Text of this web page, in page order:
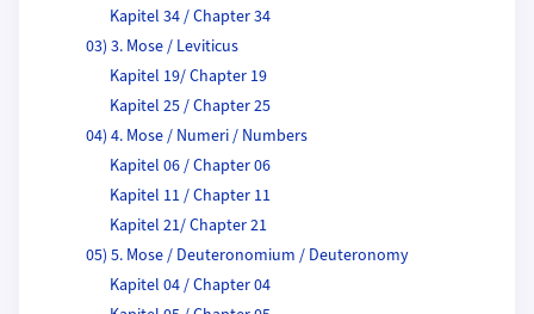
Kapitel 34 / Chapter 34
03) 3. Mose / Leviticus
Kapitel 19/ Chapter 19
Kapitel 25 / Chapter 25
04) 4. Mose / Numeri / Numbers
Kapitel 06 / Chapter 06
Kapitel 11 / Chapter 11
Kapitel 21/ Chapter 21
05) 5. Mose / Deuteronomium / Deuteronomy
Kapitel 04 / Chapter 04